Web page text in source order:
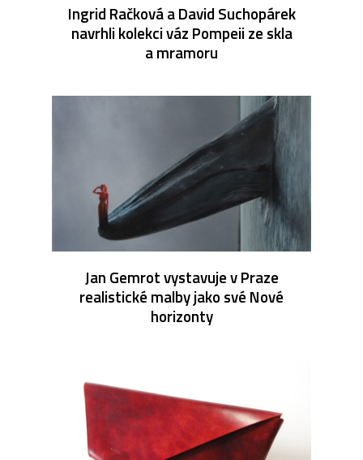
Ingrid Račková a David Suchopárek
navrhli kolekci váz Pompeii ze skla
a mramoru
Jan Gemrot vystavuje v Praze
realistické malby jako své Nové
horizonty